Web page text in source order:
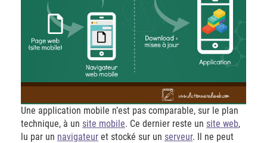
Une application mobile n’est pas comparable, sur le plan
technique, à un site mobile. Ce dernier reste un site web,
lu par un navigateur et stocké sur un serveur. Il ne peut